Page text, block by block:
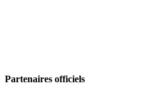
Partenaires officiels